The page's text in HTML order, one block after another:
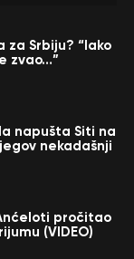
za Srbiju? “Iako
zvao…”
napušta Siti na
nekadašnji
pročitao
(VIDEO)